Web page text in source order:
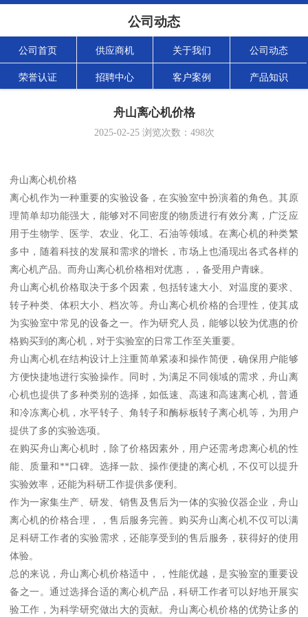
公司动态
公司首页 供应商机 关于我们 公司动态
荣誉认证 招聘中心 客户案例 产品知识
舟山离心机价格
2025-02-25浏览次数： 498次
舟山离心机价格
离心机作为一种重要的实验设备，在实验室中扮演着的角色。其原
理简单却功能强大，能够对不同密度的物质进行有效分离，广泛应
用于生物学、医学、农业、化工、石油等领域。在离心机的种类繁
多中，随着科技的发展和需求的增长，市场上也涌现出各式各样的
离心机产品。而舟山离心机价格相对优惠，，备受用户青睐。
舟山离心机价格取决于多个因素，包括转速大小、对温度的要求、
转子种类、体积大小、档次等。舟山离心机价格的合理性，使其成
为实验室中常见的设备之一。作为研究人员，能够以较为优惠的价
格购买到的离心机，对于实验室的日常工作至关重要。
舟山离心机在结构设计上注重简单紧凑和操作简便，确保用户能够
方便快捷地进行实验操作。同时，为满足不同领域的需求，舟山离
心机也提供了多种类别的选择，如低速、高速和高速离心机，普通
和冷冻离心机，水平转子、角转子和酶标板转子离心机等，为用户
提供了多的实验选项。
在购买舟山离心机时，除了价格因素外，用户还需考虑离心机的性
能、质量和**口碑。选择一款、操作便捷的离心机，不仅可以提升
实验效率，还能为科研工作提供多便利。
作为一家集生产、研发、销售及售后为一体的实验仪器企业，舟山
离心机的价格合理，，售后服务完善。购买舟山离心机不仅可以满
足科研工作者的实验需求，还能享受到的售后服务，获得好的使用
体验。
总的来说，舟山离心机价格适中，，性能优越，是实验室的重要设
备之一。通过选择合适的离心机产品，科研工作者可以好地开展实
验工作，为科学研究做出大的贡献。舟山离心机价格的优势让多的